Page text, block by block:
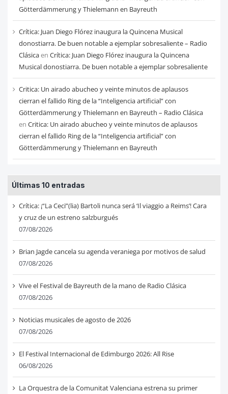
Götterdämmerung y Thielemann en Bayreuth
Crítica: Juan Diego Flórez inaugura la Quincena Musical
donostiarra. De buen notable a ejemplar sobresaliente – Radio
Clásicaen Crítica: Juan Diego Flórez inaugura la Quincena
Musical donostiarra. De buen notable a ejemplar sobresaliente
Critica: Un airado abucheo y veinte minutos de aplausos
cierran el fallido Ring de la “Inteligencia artificial” con
Götterdämmerung y Thielemann en Bayreuth – Radio Clásica
en Critica: Un airado abucheo y veinte minutos de aplausos
cierran el fallido Ring de la “Inteligencia artificial” con
Götterdämmerung y Thielemann en Bayreuth
Últimas 10 entradas
Crítica: ¡“La Ceci”(lia) Bartoli nunca será ‘Il viaggio a Reims’! Cara
y cruz de un estreno salzburgués
07/08/2026
Brian Jagde cancela su agenda veraniega por motivos de salud
07/08/2026
Vive el Festival de Bayreuth de la mano de Radio Clásica
07/08/2026
Noticias musicales de agosto de 2026
07/08/2026
El Festival Internacional de Edimburgo 2026: All Rise
06/08/2026
La Orquestra de la Comunitat Valenciana estrena su primer